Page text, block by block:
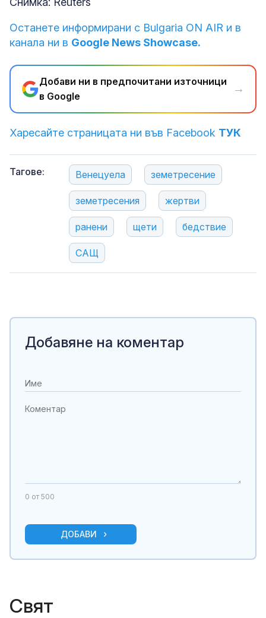
Останете информирани с Bulgaria ON AIR и в
канала ни в Google News Showcase.
Добави ни в предпочитани източници
в Google
→
Харесайте страницата ни във Facebook ТУК
Тагове: Венецуела земетресение
земетресения жертви
ранени щети бедствие
САЩ
Добавяне на коментар
0 от 500
ДОБАВИ
Свят